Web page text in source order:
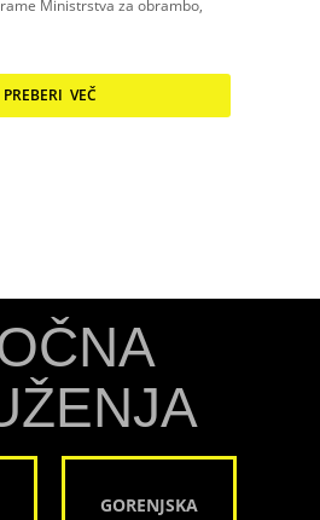
Ministrstva za obrambo,
PREBERI VEČ
GORENJSKA